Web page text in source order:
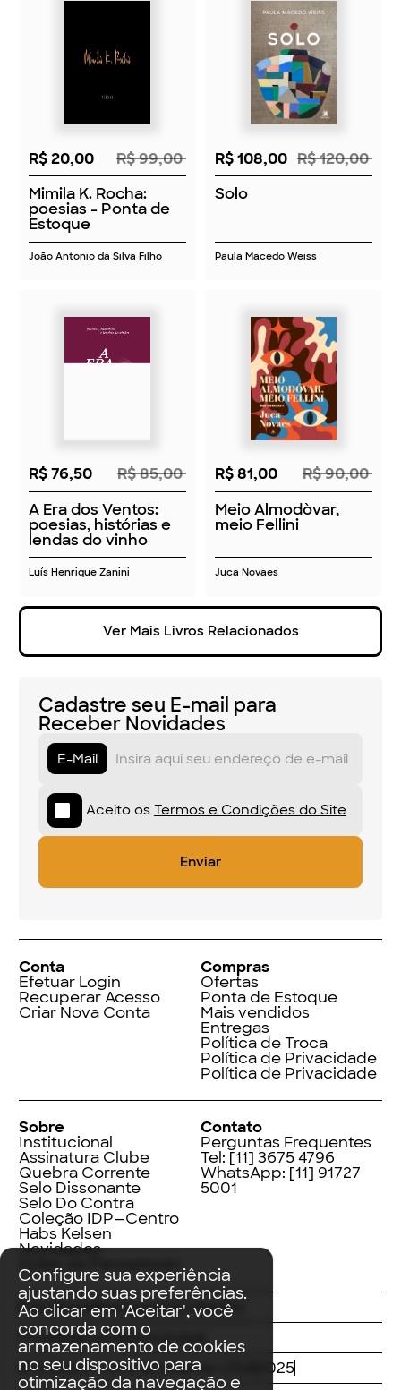
Configure sua experiência
ajustando suas preferências.
Ao clicar em 'Aceitar', você
concorda com o
armazenamento de cookies
no seu dispositivo para
otimização da navegação e
R$ 20,00
R$ 99,00
Mimila K. Rocha:
poesias - Ponta de
Estoque
João Antonio da Silva Filho
R$ 108,00 R$ 120,00
Solo
Paula Macedo Weiss
R$ 76,50
R$ 85,00
A Era dos Ventos:
poesias, histórias e
lendas do vinho
Luís Henrique Zanini
R$ 81,00
R$ 90,00
Meio Almodòvar,
meio Fellini
Juca Novaes
Ver Mais Livros Relacionados
Cadastre seu E-mail para
Receber Novidades
E-Mail
Aceito os Termos e Condições do Site
Conta
Efetuar Login
Recuperar Acesso
Criar Nova Conta
Compras
Ofertas
Ponta de Estoque
Mais vendidos
Entregas
Política de Troca
Política de Privacidade
Política de Privacidade
Sobre
Institucional
Assinatura Clube
Quebra Corrente
Selo Dissonante
Selo Do Contra
Coleção IDP—Centro
Habs Kelsen
Novidades
Index de Pensadores
Contato
Perguntas Frequentes
Tel: [11] 3675 4796
WhatsApp: [11] 91727
5001
FacebookInstagramLinkedIn
ThreadsTwitterYoutube
© Editora Contracorrente LTDA
2025